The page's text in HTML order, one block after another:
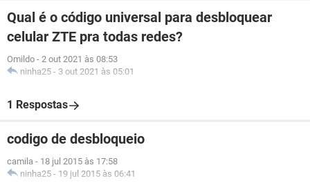
Qual é o código universal para desbloquear
celular ZTE pra todas redes?
Omildo - 2 out 2021 às 08:53
ninha25 - 3 out 2021 às 05:01
1 Respostas
codigo de desbloqueio
camila - 18 jul 2015 às 17:58
ninha25 - 19 jul 2015 às 06:41